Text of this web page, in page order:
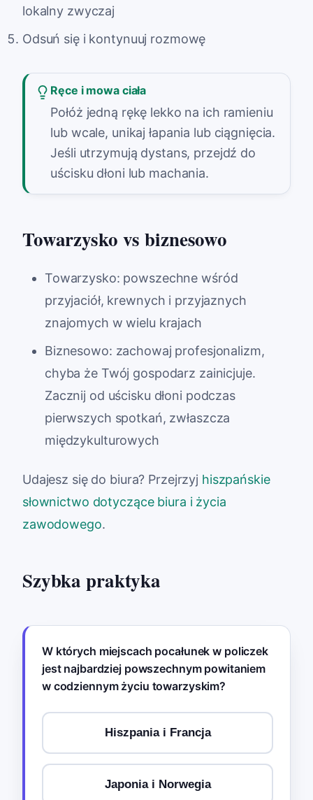
lokalny zwyczaj
Odsuń się i kontynuuj rozmowę
Ręce i mowa ciała
Połóż jedną rękę lekko na ich ramieniu
lub wcale, unikaj łapania lub ciągnięcia.
Jeśli utrzymują dystans, przejdź do
uścisku dłoni lub machania.
Towarzysko vs biznesowo
Towarzysko: powszechne wśród
przyjaciół, krewnych i przyjaznych
znajomych w wielu krajach
Biznesowo: zachowaj profesjonalizm,
chyba że Twój gospodarz zainicjuje.
Zacznij od uścisku dłoni podczas
pierwszych spotkań, zwłaszcza
międzykulturowych
Udajesz się do biura? Przejrzyj hiszpańskie
słownictwo dotyczące biura i życia
zawodowego.
Szybka praktyka
W których miejscach pocałunek w policzek
jest najbardziej powszechnym powitaniem
w codziennym życiu towarzyskim?
Hiszpania i Francja
Japonia i Norwegia